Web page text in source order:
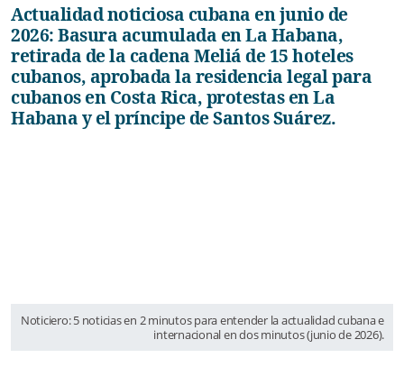
Actualidad noticiosa cubana en junio de
2026: Basura acumulada en La Habana,
retirada de la cadena Meliá de 15 hoteles
cubanos, aprobada la residencia legal para
cubanos en Costa Rica, protestas en La
Habana y el príncipe de Santos Suárez.
Noticiero: 5 noticias en 2 minutos para entender la actualidad cubana e
internacional en dos minutos (junio de 2026).